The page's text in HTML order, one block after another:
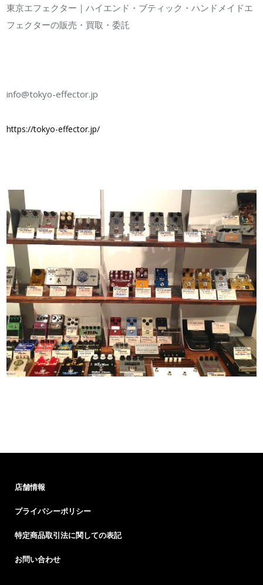
東京エフェクター｜ハイエンド・ブティック・ハンドメイドエ
フェクターの販売・買取・委託
info@tokyo-effector.jp
https://tokyo-effector.jp/
店舗情報
プライバシーポリシー
特定商品取引法に関しての表記
お問い合わせ